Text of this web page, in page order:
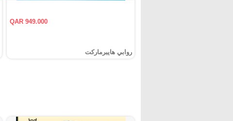
QAR 949.000
روابي هايبرماركت